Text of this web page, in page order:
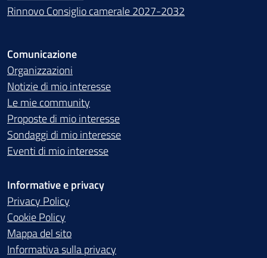
Rinnovo Consiglio camerale 2027-2032
Comunicazione
Organizzazioni
Notizie di mio interesse
Le mie community
Proposte di mio interesse
Sondaggi di mio interesse
Eventi di mio interesse
Informative e privacy
Privacy Policy
Cookie Policy
Mappa del sito
Informativa sulla privacy